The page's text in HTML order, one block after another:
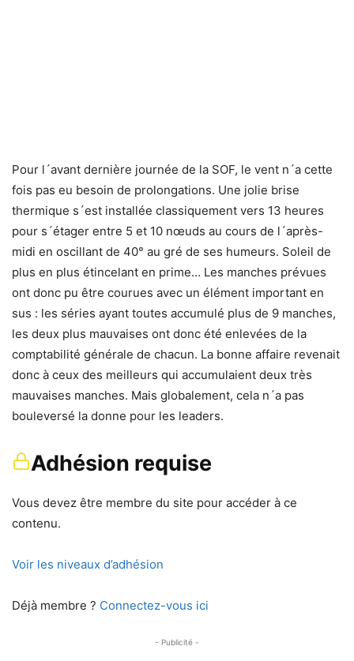
Pour l´avant dernière journée de la SOF, le vent n´a cette
fois pas eu besoin de prolongations. Une jolie brise
thermique s´est installée classiquement vers 13 heures
pour s´étager entre 5 et 10 nœuds au cours de l´après-
midi en oscillant de 40° au gré de ses humeurs. Soleil de
plus en plus étincelant en prime… Les manches prévues
ont donc pu être courues avec un élément important en
sus : les séries ayant toutes accumulé plus de 9 manches,
les deux plus mauvaises ont donc été enlevées de la
comptabilité générale de chacun. La bonne affaire revenait
donc à ceux des meilleurs qui accumulaient deux très
mauvaises manches. Mais globalement, cela n´a pas
bouleversé la donne pour les leaders.
Adhésion requise
Vous devez être membre du site pour accéder à ce
contenu.
Voir les niveaux d’adhésion
Déjà membre ? Connectez-vous ici
- Publicité -